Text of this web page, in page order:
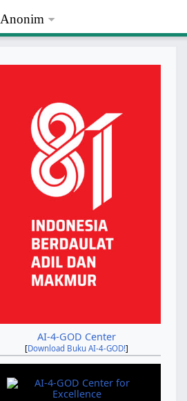
Anonim
AI-4-GOD Center
[Download Buku AI-4-GOD!]